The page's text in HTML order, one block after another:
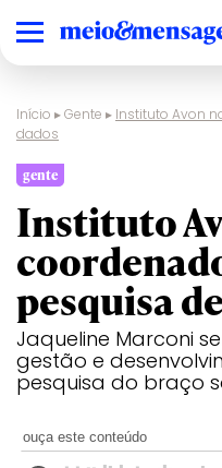
Início ▸Gente ▸ Instituto Avon
dados
gente
Instituto
pesquisa
Jaqueline Marconi
gestão e
pesquisa do braço
ouça este conteúdo